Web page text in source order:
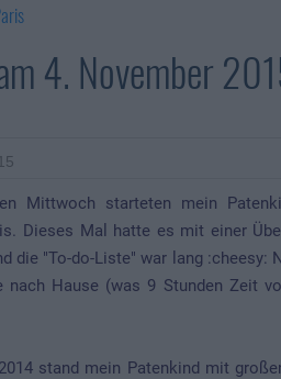
4. November
Mittwoch starteten mein
Dieses Mal hatte es mit einer
die "To-do-Liste" war lang
nach Hause (was 9 Stunden Zeit
stand mein Patenkind mit